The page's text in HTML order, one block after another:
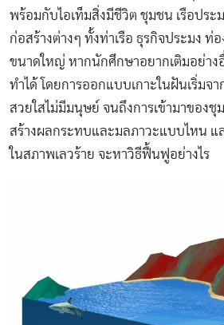
พร้อมกับไอเท็มสิ่งมีชีวิต ชุมชน เรือประ
ก่อสร้างต่างๆ ทั้งท่าเรือ ธุรกิจประมง ท่
ขนาดใหญ่ หากนักศึกษาอยากเติมอย่างอื่
ทำได้ โดยการออกแบบเกาะในฝันเริ่มจ
สวยใสไม่มีมนุษย์ จนถึงการเข้ามาของชุ
สร้างผลกระทบและมลภาวะแบบไหน แ
ในสภาพเลวร้าย จะหาวิธีฟื้นฟูอย่างไร